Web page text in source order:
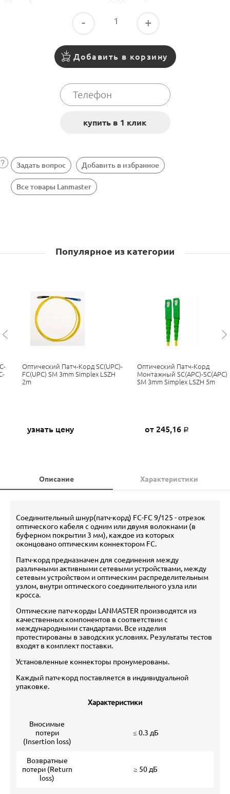
- +
Добавить в корзину
Задать вопрос Добавить в избранное
Все товары Lanmaster
Популярное из категории
Оптический Патч-Корд SC(UPC)-
FC(UPC) SM 3mm Simplex LSZH
2m
узнать цену
Оптический Патч-Корд
Монтажный SC(APC)-SC(APC)
SM 3mm Simplex LSZH 5m
от 245,16 Р
Описание Характеристики
Соединительный шнур(патч-корд) FC-FC 9/125 - отрезок
оптического кабеля c одним или двумя волокнами (в
буферном покрытии 3 мм), каждое из которых
оконцовано оптическим коннектором FC.
Патч-корд предназначен для соединения между
различными активными сетевыми устройствами, между
сетевым устройством и оптическим распределительным
узлом, внутри оптического соединительного узла или
кросса.
Оптические патч-корды LANMASTER производятся из
качественных компонентов в соответствии с
международными стандартами. Все изделия
протестированы в заводских условиях. Результаты тестов
входят в комплект поставки.
Установленные коннекторы пронумерованы.
Каждый патч-корд поставляется в индивидуальной
упаковке.
Характеристики
Вносимые
потери
(Insertion loss)
≤ 0.3 дБ
Возвратные
потери (Return
loss)
≥ 50 дБ